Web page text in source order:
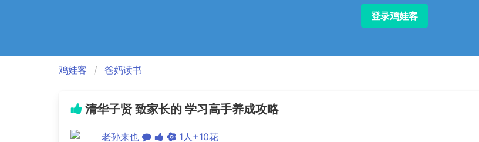
登录鸡娃客
鸡娃客 爸妈读书
清华子贤 致家长的 学习高手养成攻略
老孙来也 1人+10花